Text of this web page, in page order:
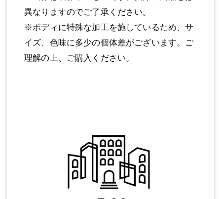
異なりますのでご了承ください。
※ボディに特殊な加工を施しているため、サ
イズ、色味に多少の個体差がございます。ご
理解の上、ご購入ください。